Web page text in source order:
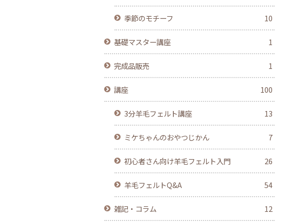
季節のモチーフ 10
基礎マスター講座 1
完成品販売 1
講座 100
3分羊毛フェルト講座 13
ミケちゃんのおやつじかん 7
初心者さん向け羊毛フェルト入門 26
羊毛フェルトQ&A 54
雑記・コラム 12